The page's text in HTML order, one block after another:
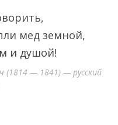
мед земной,
и душой!
— 1841) — русский